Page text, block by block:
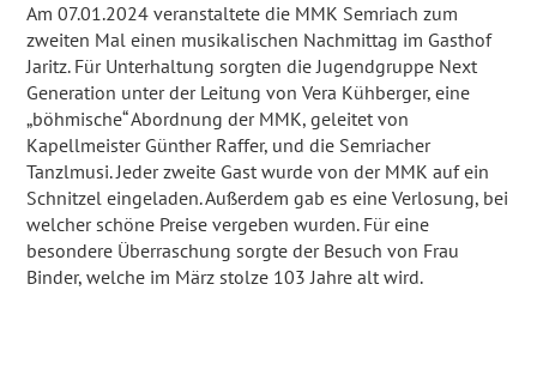
Am 07.01.2024 veranstaltete die MMK Semriach zum
zweiten Mal einen musikalischen Nachmittag im Gasthof
Jaritz. Für Unterhaltung sorgten die Jugendgruppe Next
Generation unter der Leitung von Vera Kühberger, eine
„böhmische“ Abordnung der MMK, geleitet von
Kapellmeister Günther Raffer, und die Semriacher
Tanzlmusi. Jeder zweite Gast wurde von der MMK auf ein
Schnitzel eingeladen. Außerdem gab es eine Verlosung, bei
welcher schöne Preise vergeben wurden. Für eine
besondere Überraschung sorgte der Besuch von Frau
Binder, welche im März stolze 103 Jahre alt wird.